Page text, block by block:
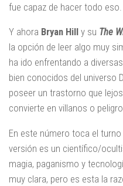
fue capaz de hacer todo eso.
Y ahora Bryan Hill y su The
la opción de leer algo muy
ha ido enfrentando a
bien conocidos del universo
poseer un trastorno que
convierte en villanos o
En este número toca el turno
versión es un científico/
magia, paganismo y
muy clara, pero es esta la